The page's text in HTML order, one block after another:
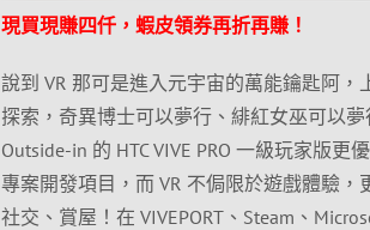
現買現賺四仟，蝦皮領券再折再賺！
說到 VR 那可是進入元宇宙的萬能鑰匙阿
探索，奇異博士可以夢行、緋紅女巫可以
Outside-in 的 HTC VIVE PRO 一級玩家版
專案開發項目，而 VR 不侷限於遊戲體驗
社交、賞屋！在 VIVEPORT、Steam、